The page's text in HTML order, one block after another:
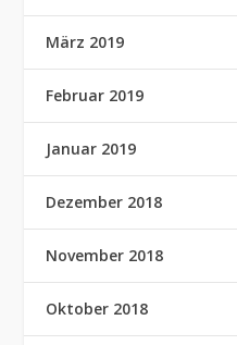
März 2019
Februar 2019
Januar 2019
Dezember 2018
November 2018
Oktober 2018